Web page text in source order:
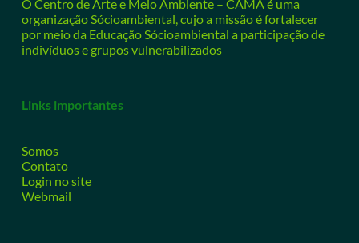
O Centro de Arte e Meio Ambiente – CAMA é uma
organização Sócioambiental, cujo a missão é fortalecer
por meio da Educação Sócioambiental a participação de
indivíduos e grupos vulnerabilizados
Links importantes
Somos
Contato
Login no site
Webmail